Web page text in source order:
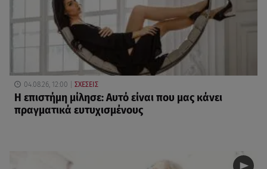
04.08.26, 12:00 ΣΧΕΣΕΙΣ
Η επιστήμη μίλησε: Αυτό είναι που μας κάνει
πραγματικά ευτυχισμένους